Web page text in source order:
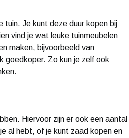
tuin. Je kunt deze duur kopen bij
vind je wat leuke tuinmeubelen
maken, bijvoorbeeld van
goedkoper. Zo kun je zelf ook
Hiervoor zijn er ook een aantal
al hebt, of je kunt zaad kopen en